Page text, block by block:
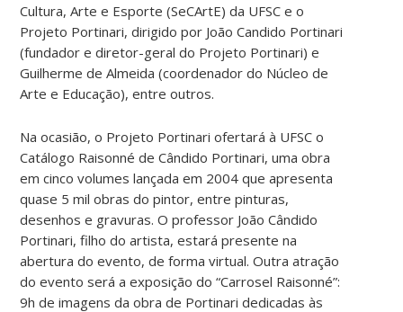
Cultura, Arte e Esporte (SeCArtE) da UFSC e o
Projeto Portinari, dirigido por João Candido Portinari
(fundador e diretor-geral do Projeto Portinari) e
Guilherme de Almeida (coordenador do Núcleo de
Arte e Educação), entre outros.
Na ocasião, o Projeto Portinari ofertará à UFSC o
Catálogo Raisonné de Cândido Portinari, uma obra
em cinco volumes lançada em 2004 que apresenta
quase 5 mil obras do pintor, entre pinturas,
desenhos e gravuras. O professor João Cândido
Portinari, filho do artista, estará presente na
abertura do evento, de forma virtual. Outra atração
do evento será a exposição do “Carrosel Raisonné”:
9h de imagens da obra de Portinari dedicadas às